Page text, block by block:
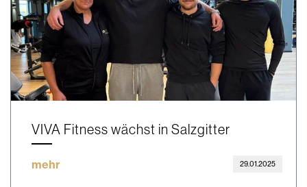
VIVA Fitness wächst in Salzgitter
mehr 29.01.2025